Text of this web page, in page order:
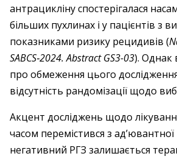
антрацикліну спостерігалася
більших пухлинах і у пацієнтів з
показниками ризику рецидивів (
SABCS‑2024. Abstract GS3-03). Однак
про обмеження цього
відсутність рандомізації щодо
Акцент досліджень щодо
часом перемістився з ад’ювантної
негативний РГЗ залишається